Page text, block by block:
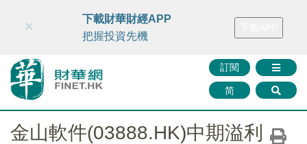
財華智庫網 FINTV FINMETA 財華證券 媒體矩陣
訂閱
简
×
下載財華財經APP
把握投資先機
金山軟件(03888.HK)中期溢利